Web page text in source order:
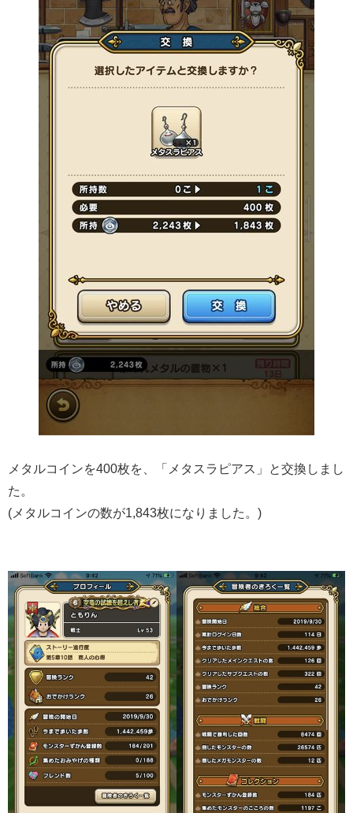
メタルコインを400枚を、「メタスラピアス」と交換しまし
た。
(メタルコインの数が1,843枚になりました。)